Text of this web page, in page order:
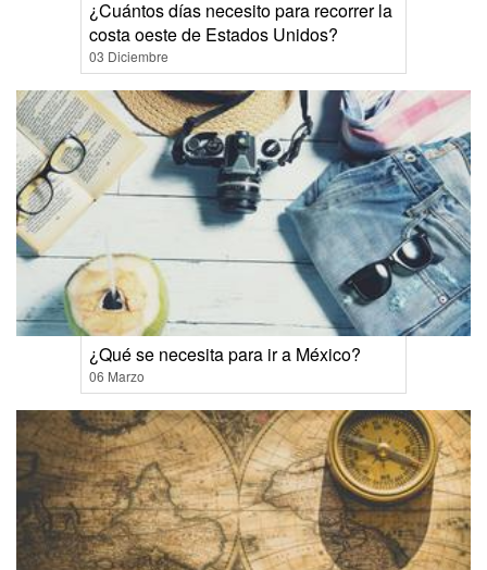
¿Cuántos días necesito para recorrer la
costa oeste de Estados Unidos?
03 Diciembre
¿Qué se necesita para ir a México?
06 Marzo